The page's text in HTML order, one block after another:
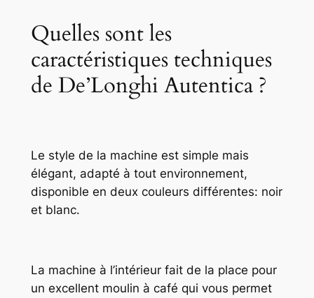
Quelles sont les
caractéristiques techniques
de De’Longhi Autentica ?
Le style de la machine est simple mais
élégant, adapté à tout environnement,
disponible en deux couleurs différentes: noir
et blanc.
La machine à l’intérieur fait de la place pour
un excellent moulin à café qui vous permet